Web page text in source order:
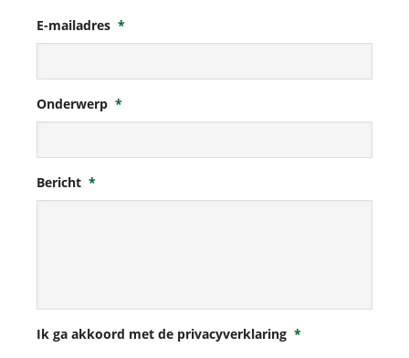
E-mailadres *
Onderwerp *
Bericht *
Ik ga akkoord met de privacyverklaring *